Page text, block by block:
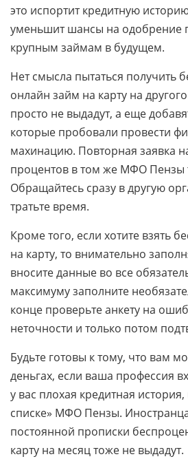
это испортит кредитную
уменьшит шансы на одобрение
крупным займам в будущем.
Нет смысла пытаться получить
онлайн займ на карту на
просто не выдадут, а еще
которые пробовали провести
махинацию. Повторная заявка
процентов в том же МФО Пензы
Обращайтесь сразу в другую
тратьте время.
Кроме того, если хотите взять
на карту, то внимательно
вносите данные во все
максимуму заполните
конце проверьте анкету на
неточности и только потом
Будьте готовы к тому, что вам
деньгах, если ваша профессия
у вас плохая кредитная
списке» МФО Пензы.
постоянной прописки
карту на месяц тоже не выдадут.